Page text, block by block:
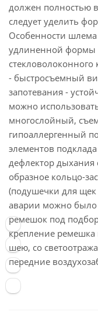
должен полностью
следует уделить
Особенности шлема
удлиненной формы
стекловолоконного
- быстросъемный
запотевания -
можно
многослойный,
гипоаллергенный
элементов
дефлектор дыхания
образное кольцо-
(подушечки для
аварии можно было
ремешок под
крепление
шею, со
передние